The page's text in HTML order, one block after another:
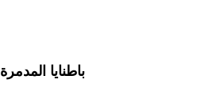
باطنايا المدمرة